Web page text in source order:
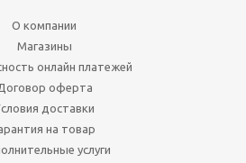
О компании
Магазины
онлайн платежей
оферта
доставки
на товар
услуги